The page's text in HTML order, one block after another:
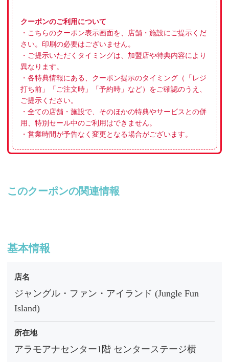
クーポンのご利用について
・こちらのクーポン表示画面を、店舗・施設にご提示くだ
さい。印刷の必要はございません。
・ご提示いただくタイミングは、加盟店や特典内容により
異なります。
・各特典情報にある、クーポン提示のタイミング（「レジ
打ち前」「ご注文時」「予約時」など）をご確認のうえ、
ご提示ください。
・全ての店舗・施設で、そのほかの特典やサービスとの併
用、特別セール中のご利用はできません。
・営業時間が予告なく変更となる場合がございます。
このクーポンの関連情報
基本情報
店名
ジャングル・ファン・アイランド (Jungle Fun
Island)
所在地
アラモアナセンター1階 センターステージ横